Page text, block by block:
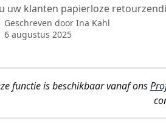
uw klanten papierloze
Geschreven door Ina Kahl
6 augustus 2025
functie is beschikbaar vanaf ons